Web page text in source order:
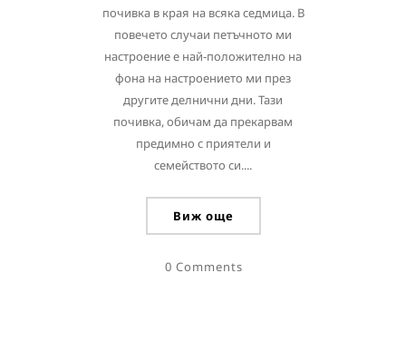
почивка в края на всяка седмица. В
повечето случаи петъчното ми
настроение е най-положително на
фона на настроението ми през
другите делнични дни. Тази
почивка, обичам да прекарвам
предимно с приятели и
семейството си....
Виж още
0 Comments